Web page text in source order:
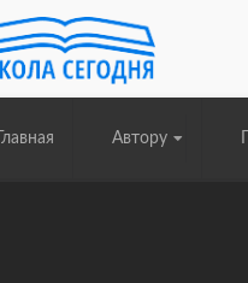
Главная Автору